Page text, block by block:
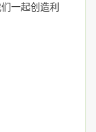
一起创造利